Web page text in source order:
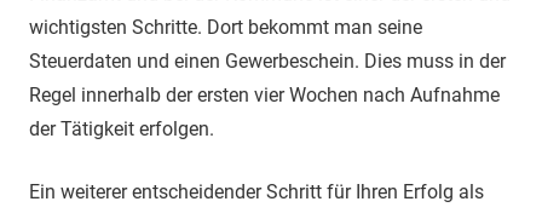
wichtigsten Schritte. Dort bekommt man seine
Steuerdaten und einen Gewerbeschein. Dies muss in der
Regel innerhalb der ersten vier Wochen nach Aufnahme
der Tätigkeit erfolgen.
Ein weiterer entscheidender Schritt für Ihren Erfolg als